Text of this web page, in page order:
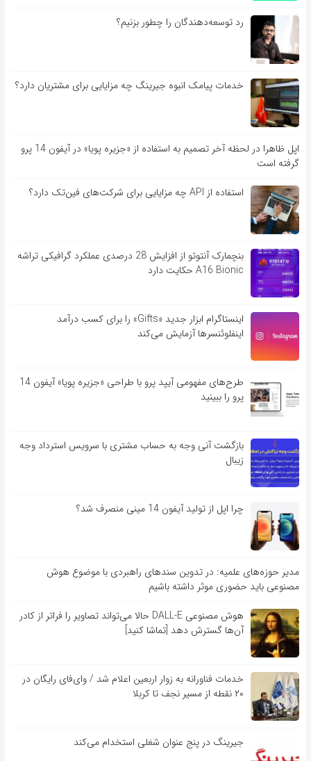
رد توسعه‌دهندگان را چطور بزنیم؟
خدمات پیامک انبوه جیرینگ چه مزایایی برای مشتریان دارد؟
اپل ظاهرا در لحظه آخر تصمیم به استفاده از «جزیره پویا» در آیفون 14 پرو
گرفته است
استفاده از API چه مزایایی برای شرکت‌های فین‌تک دارد؟
بنچمارک آنتوتو از افزایش 28 درصدی عملکرد گرافیکی تراشه
A16 Bionic حکایت دارد
اینستاگرام ابزار جدید «Gifts» را برای کسب درآمد
اینفلوئنسرها آزمایش می‌کند
طرح‌های مفهومی آیپد پرو با طراحی «جزیره پویا» آیفون 14
پرو را ببینید
بازگشت آنی وجه به حساب مشتری با سرویس استرداد وجه
زیبال
چرا اپل از تولید آیفون 14 مینی منصرف شد؟
مدیر حوزه‌های علمیه: در تدوین سندهای راهبردی با موضوع هوش
مصنوعی باید حضوری موثر داشته باشیم
هوش مصنوعی DALL-E حالا می‌تواند تصاویر را فراتر از کادر
آن‌ها گسترش دهد [تماشا کنید]
خدمات فناورانه به زوار اربعین اعلام شد / وای‌فای رایگان در
۲۰ نقطه از مسیر نجف تا کربلا
جیرینگ در پنج عنوان شغلی استخدام می‌کند